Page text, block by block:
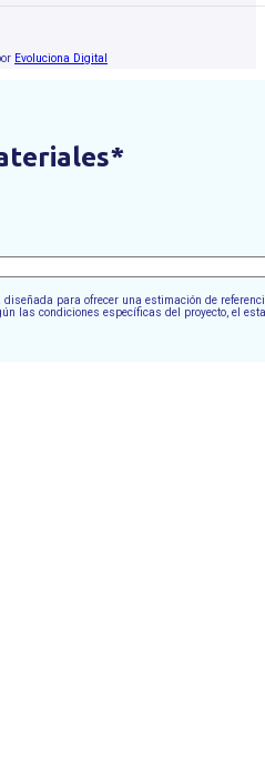
Evoluciona Digital
para ofrecer una estimación de
las condiciones específicas del proyecto, el